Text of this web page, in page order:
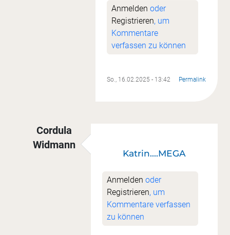
Anmelden oder
Registrieren, um
Kommentare
verfassen zu können
So., 16.02.2025 - 13:42 Permalink
Cordula
Widmann
vonKatrin Getto
Katrin....MEGA
Anmelden oder
Registrieren, um
Kommentare verfassen
zu können